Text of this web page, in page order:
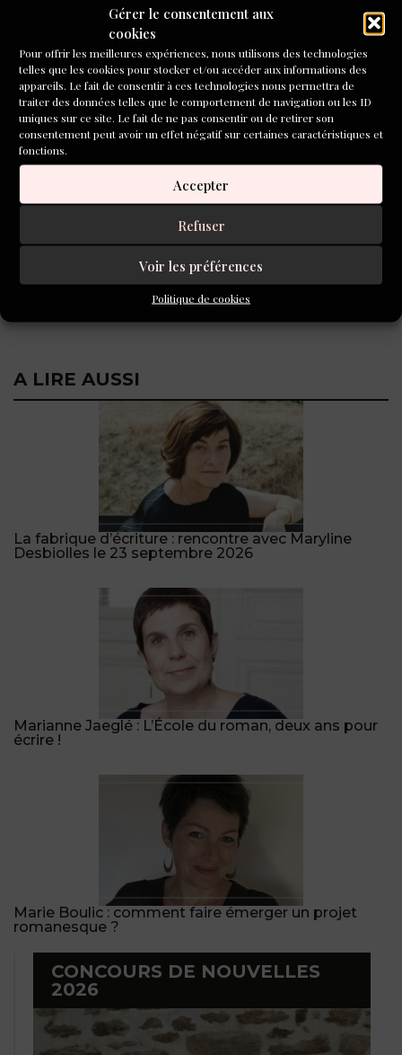
Gérer le consentement aux
cookies
Pour offrir les meilleures expériences, nous utilisons des technologies
telles que les cookies pour stocker et/ou accéder aux informations des
appareils. Le fait de consentir à ces technologies nous permettra de
traiter des données telles que le comportement de navigation ou les ID
uniques sur ce site. Le fait de ne pas consentir ou de retirer son
consentement peut avoir un effet négatif sur certaines caractéristiques et
fonctions.
Accepter
Refuser
Voir les préférences
Politique de cookies
Ecrire à partir du cinéma(sur 3 jours), à Bordeaux, à
partir du 19 au 21 octobre, c’est
TAGS
MARION GUEVEL
PARTAGER
A LIRE AUSSI
La fabrique d’écriture : rencontre avec Maryline
Desbiolles le 23 septembre 2026
Marianne Jaeglé : L’École du roman, deux ans pour
écrire !
Marie Boulic : comment faire émerger un projet
romanesque ?
CONCOURS DE NOUVELLES
2026